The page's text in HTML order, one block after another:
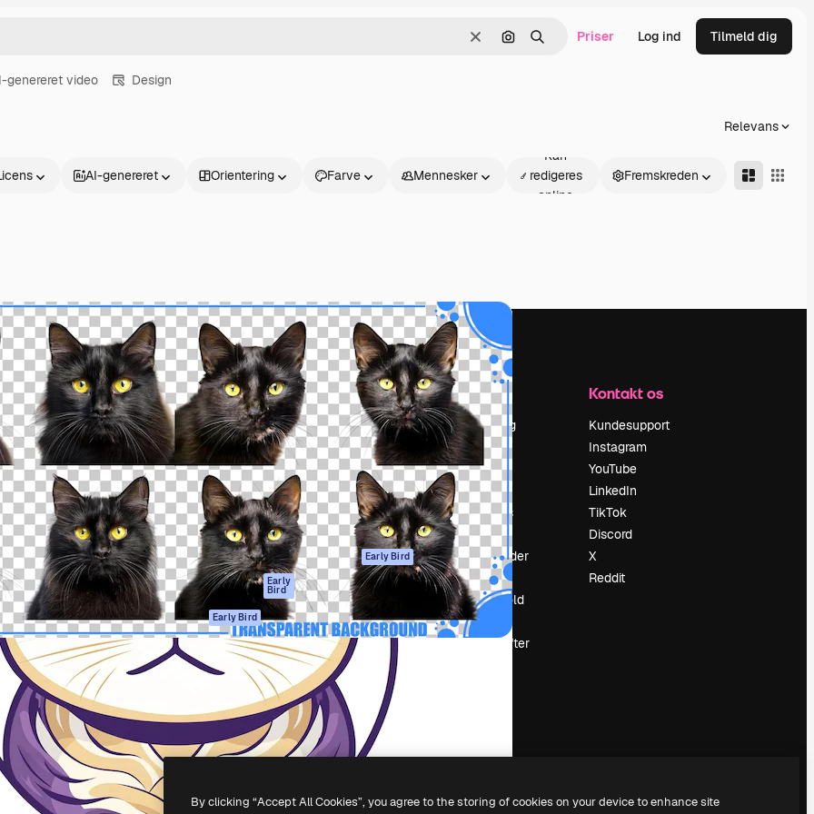
Klar Søg efter billede
Søge Priser Log ind Tilmeld dig
genereret video Design
Relevans
AI-genereret Orientering Farve Mennesker
Kan
redigeres
online
Fremskreden
til at skabe dit bedste
abonnenter – fra
til bureauer og
Produkter
Spaces
AI-assistent
AI-billedgenerator
AI-videogenerator
AI-
stemmegenerator
Stockindhold
MCP til
Claude/ChatGPT
Early
Bird
Agenter Early Bird
API
Mobilapp
Kom godt i
gang
Academy
Dokumentation
Support
Vilkår for brug
Privatlivspolitik
Originaler Early Bird
Cookies politik
Tillidscenter
Partnere
Virksomhed
Firma
Prissætning
Om os
Reviews
Karriere
Søgetrends
Blog
Begivenheder
Slidesgo
Sælg indhold
Presserum
Leder du efter
Kontakt os
Kundesupport
Instagram
YouTube
LinkedIn
TikTok
Discord
X
Reddit
2026 Freepik Company S.L.U.Alle rettigheder forbeholdes.
By clicking “Accept All Cookies”, you agree to the storing of cookies on your device to enhance site